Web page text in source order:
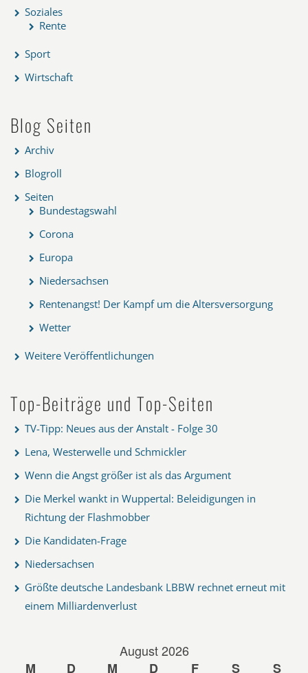
Soziales
Rente
Sport
Wirtschaft
Blog Seiten
Archiv
Blogroll
Seiten
Bundestagswahl
Corona
Europa
Niedersachsen
Rentenangst! Der Kampf um die Altersversorgung
Wetter
Weitere Veröffentlichungen
Top-Beiträge und Top-Seiten
TV-Tipp: Neues aus der Anstalt - Folge 30
Lena, Westerwelle und Schmickler
Wenn die Angst größer ist als das Argument
Die Merkel wankt in Wuppertal: Beleidigungen in
Richtung der Flashmobber
Die Kandidaten-Frage
Niedersachsen
Größte deutsche Landesbank LBBW rechnet erneut mit
einem Milliardenverlust
August 2026
M
D M D F S S